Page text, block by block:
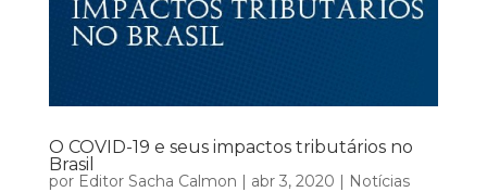
O COVID-19 e seus impactos tributários no
Brasil
por Editor Sacha Calmon | abr 3, 2020 | Notícias